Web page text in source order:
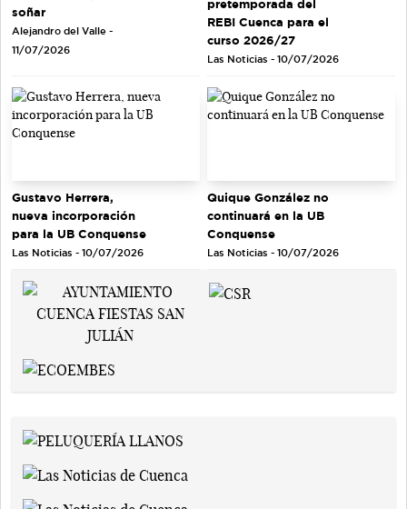
soñar
Alejandro del Valle -
11/07/2026
pretemporada del
REBI Cuenca para el
curso 2026/27
Las Noticias - 10/07/2026
Gustavo Herrera,
nueva incorporación
para la UB Conquense
Las Noticias - 10/07/2026
Quique González no
continuará en la UB
Conquense
Las Noticias - 10/07/2026